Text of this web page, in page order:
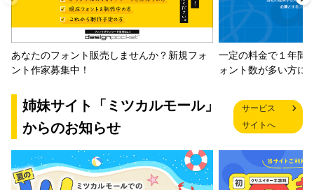
あなたのフォント販売しませんか？新規フォ
ント作家募集中！
一定の料金で１年間
ォント数が多い方に
姉妹サイト「ミツカルモール」
からのお知らせ
サービス
サイトへ